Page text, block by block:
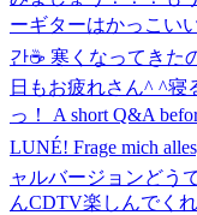
ーギターはかっこい
간☕️ 寒くなってきた
日もお疲れさん^ ^寝
っ！ A short Q&A
LUNÉ! Frage mich
ャルバージョンどう
んCDTV楽しんでく